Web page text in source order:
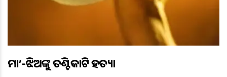
ମା’-ଝିଅଙ୍କୁ ତଣ୍ଟିକାଟି ହତ୍ୟା